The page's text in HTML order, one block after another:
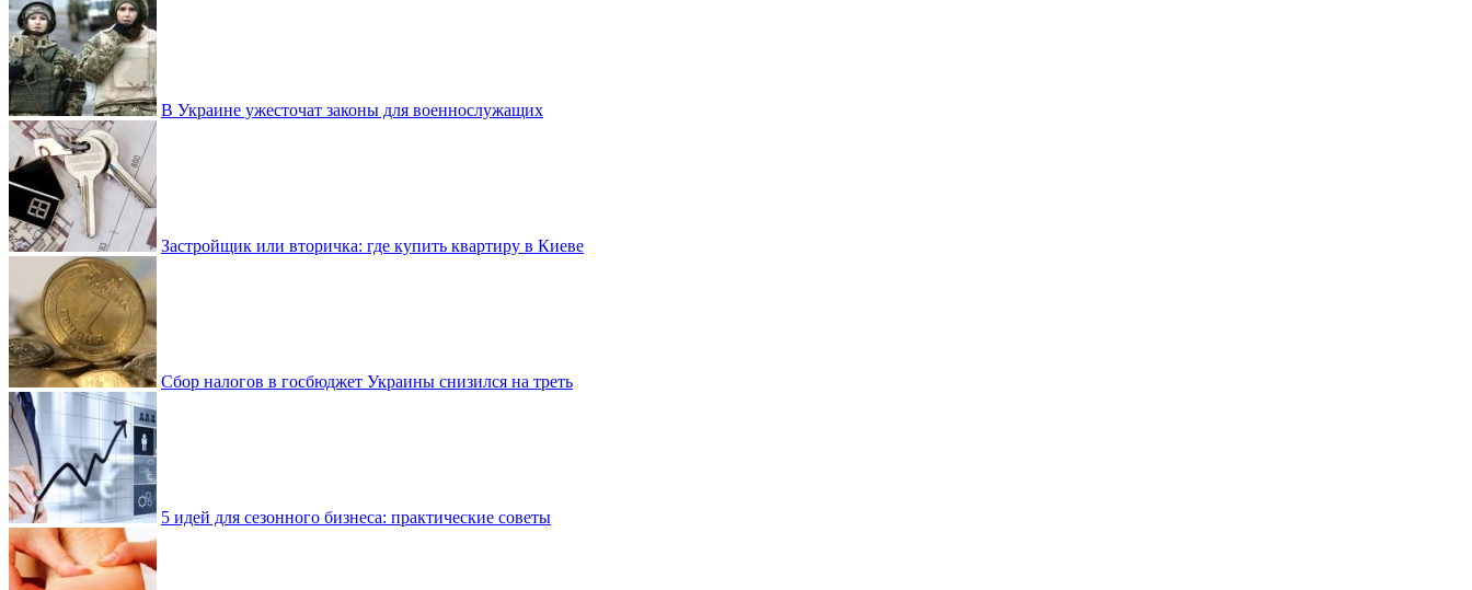
В Украине ужесточат законы для военнослужащих
Застройщик или вторичка: где купить квартиру в Киеве
Сбор налогов в госбюджет Украины снизился на треть
5 идей для сезонного бизнеса: практические советы